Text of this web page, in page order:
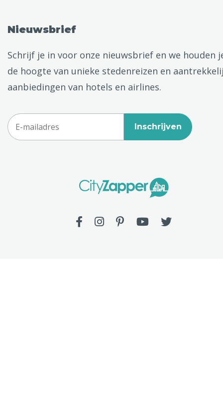
Nieuwsbrief
Schrijf je in voor onze nieuwsbrief en we houden
de hoogte van unieke stedenreizen en
aanbiedingen van hotels en airlines.
Inschrijven